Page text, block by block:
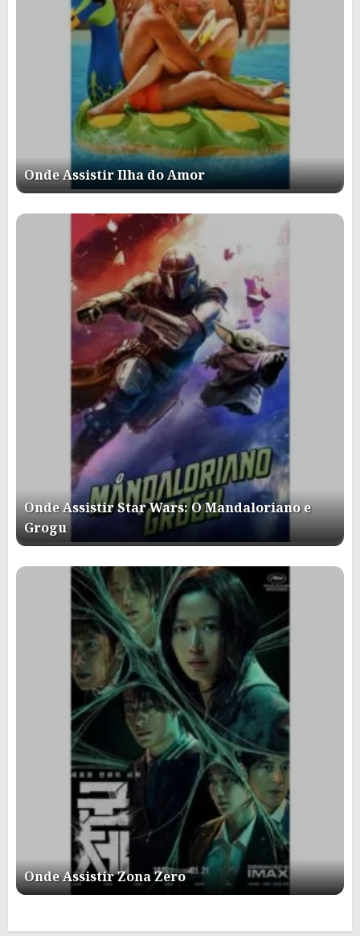
Onde Assistir Ilha do Amor
Onde Assistir Star Wars: O Mandaloriano e
Grogu
Onde Assistir Zona Zero